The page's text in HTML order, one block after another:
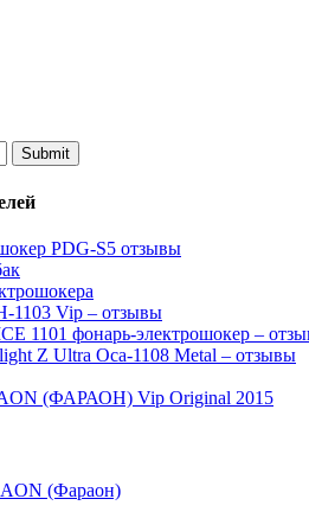
PDG-S5 отзывы
1103 Vip – отзывы
1101 фонарь-электрошокер –
Z Ultra Оса-1108 Metal – отзывы
(ФАРАОН) Vip Original 2015
(Фараон)